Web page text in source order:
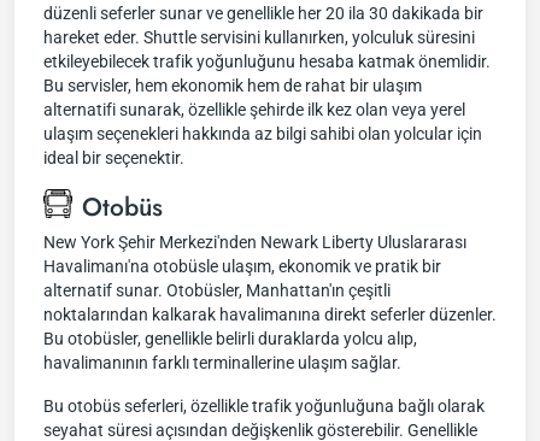
düzenli seferler sunar ve genellikle her 20 ila 30 dakikada bir
hareket eder. Shuttle servisini kullanırken, yolculuk süresini
etkileyebilecek trafik yoğunluğunu hesaba katmak önemlidir.
Bu servisler, hem ekonomik hem de rahat bir ulaşım
alternatifi sunarak, özellikle şehirde ilk kez olan veya yerel
ulaşım seçenekleri hakkında az bilgi sahibi olan yolcular için
ideal bir seçenektir.
Otobüs
New York Şehir Merkezi'nden Newark Liberty Uluslararası
Havalimanı'na otobüsle ulaşım, ekonomik ve pratik bir
alternatif sunar. Otobüsler, Manhattan'ın çeşitli
noktalarından kalkarak havalimanına direkt seferler düzenler.
Bu otobüsler, genellikle belirli duraklarda yolcu alıp,
havalimanının farklı terminallerine ulaşım sağlar.
Bu otobüs seferleri, özellikle trafik yoğunluğuna bağlı olarak
seyahat süresi açısından değişkenlik gösterebilir. Genellikle